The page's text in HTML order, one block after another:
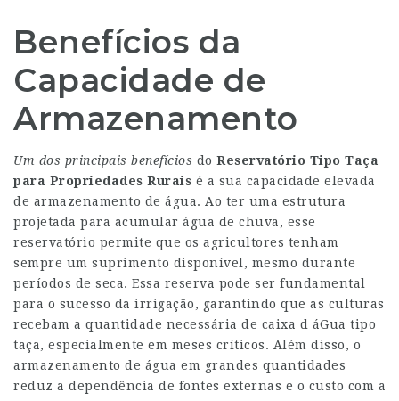
Benefícios da
Capacidade de
Armazenamento
Um dos principais benefícios do Reservatório Tipo Taça
para Propriedades Rurais é a sua capacidade elevada
de armazenamento de água. Ao ter uma estrutura
projetada para acumular água de chuva, esse
reservatório permite que os agricultores tenham
sempre um suprimento disponível, mesmo durante
períodos de seca. Essa reserva pode ser fundamental
para o sucesso da irrigação, garantindo que as culturas
recebam a quantidade necessária de caixa d áGua tipo
taça, especialmente em meses críticos. Além disso, o
armazenamento de água em grandes quantidades
reduz a dependência de fontes externas e o custo com a